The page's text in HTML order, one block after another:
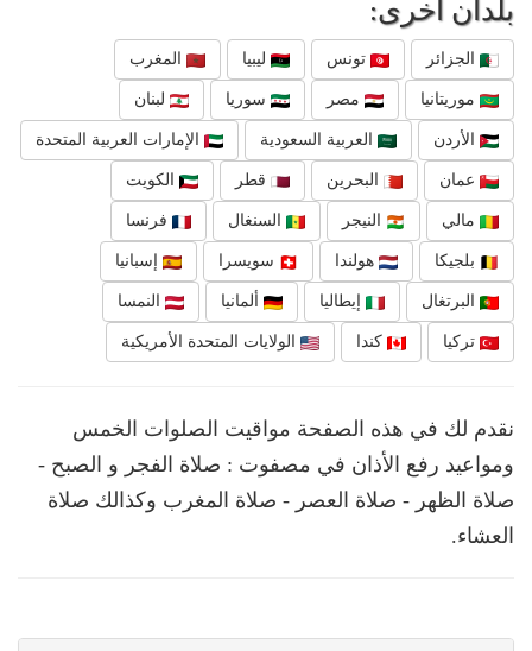
بلدان أخرى:
الجزائر تونس ليبيا المغرب
موريتانيا مصر سوريا لبنان
الأردن العربية السعودية الإمارات العربية المتحدة
عمان البحرين قطر الكويت
مالي النيجر السنغال فرنسا
بلجيكا هولندا سويسرا إسبانيا
البرتغال إيطاليا ألمانيا النمسا
تركيا كندا الولايات المتحدة الأمريكية
نقدم لك في هذه الصفحة مواقيت الصلوات الخمس
ومواعيد رفع الأذان في مصفوت : صلاة الفجر و الصبح -
صلاة الظهر - صلاة العصر - صلاة المغرب وكذالك صلاة
العشاء.